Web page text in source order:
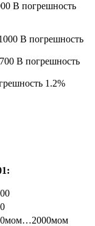
В погрешность
В погрешность
В погрешность
1.2%